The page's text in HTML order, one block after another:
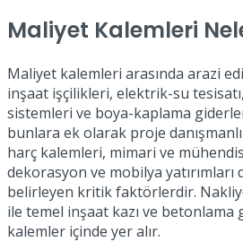
Maliyet Kalemleri
Maliyet kalemleri arasında arazi
inşaat işçilikleri, elektrik-su
sistemleri ve boya-kaplama
bunlara ek olarak proje
harç kalemleri, mimari ve
dekorasyon ve mobilya
belirleyen kritik faktörlerdir.
ile temel inşaat kazı ve betonlama
kalemler içinde yer alır.